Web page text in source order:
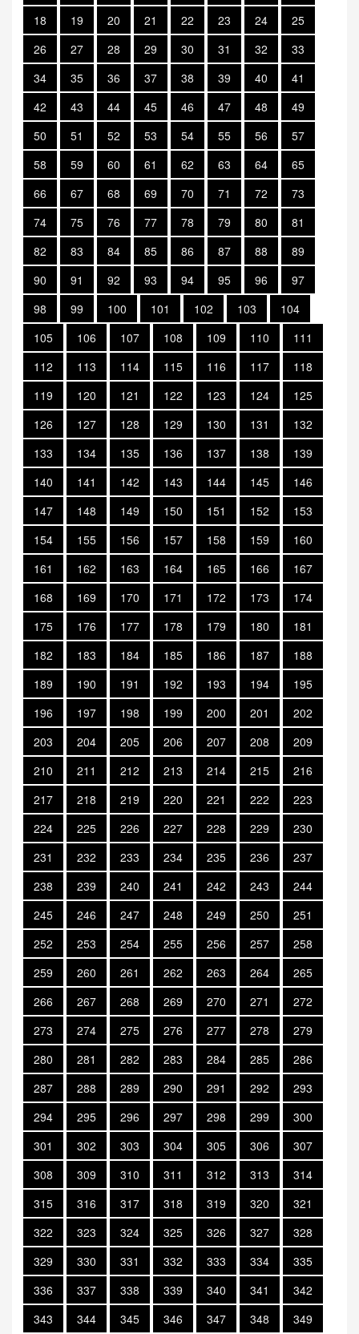
18
19 20 21 22 23 24
25
26
27 28 29 30 31 32
33
34
35 36 37 38 39 40
41
42
43 44 45 46 47 48
49
50
51 52 53 54 55 56
57
58
59 60 61 62 63 64
65
66
67 68 69 70 71 72
73
74
75 76 77 78 79 80
81
82
83 84 85 86 87 88
89
90
91 92 93 94 95 96
97
98
99 100 101 102 103
104
105
106 107 108 109 110
111
112
113 114 115 116 117
118
119
120 121 122 123 124
125
126
127 128 129 130 131
132
133
134 135 136 137 138
139
140
141 142 143 144 145
146
147
148 149 150 151 152
153
154
155 156 157 158 159
160
161
162 163 164 165 166
167
168
169 170 171 172 173
174
175
176 177 178 179 180
181
182
183 184 185 186 187
188
189
190 191 192 193 194
195
196
197 198 199 200 201
202
203
204 205 206 207 208
209
210
211 212 213 214 215
216
217
218 219 220 221 222
223
224
225 226 227 228 229
230
231
232 233 234 235 236
237
238
239 240 241 242 243
244
245
246 247 248 249 250
251
252
253 254 255 256 257
258
259
260 261 262 263 264
265
266
267 268 269 270 271
272
273
274 275 276 277 278
279
280
281 282 283 284 285
286
287
288 289 290 291 292
293
294
295 296 297 298 299
300
301
302 303 304 305 306
307
308
309 310 311 312 313
314
315
316 317 318 319 320
321
322
323 324 325 326 327
328
329
330 331 332 333 334
335
336
337 338 339 340 341
342
343
344 345 346 347 348 349